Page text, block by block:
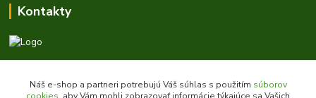
Kontakty
Zákaznícka podpora daes.sk
+421 903 707 668
(Po-Pia, 8-16 hod.)
Náš e-shop a partneri potrebujú Váš súhlas s použitím súborov